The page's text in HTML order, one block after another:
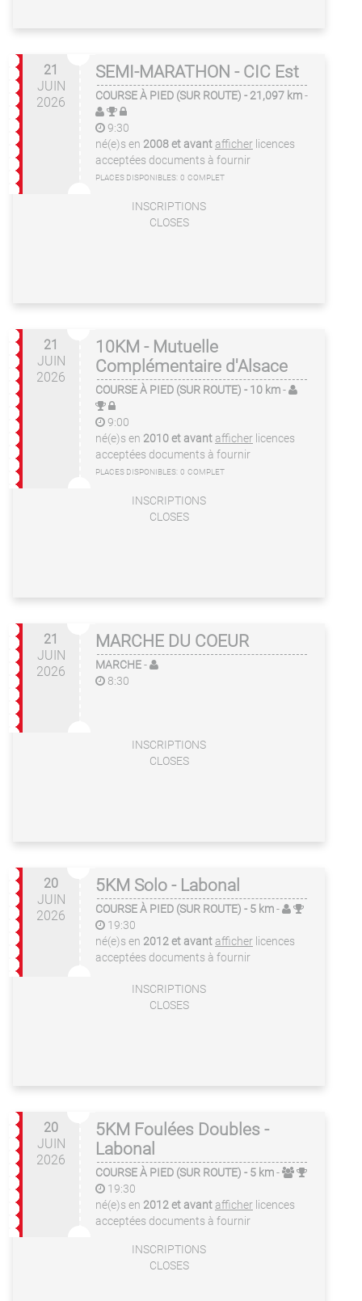
21
JUIN
2026
SEMI-MARATHON - CIC Est
COURSE À PIED (SUR ROUTE) - 21,097 km-
9:30
né(e)s en 2008 et avantafficher licences
acceptées documents à fournir
PLACES DISPONIBLES: 0 COMPLET
INSCRIPTIONS
CLOSES
21
JUIN
2026
10KM - Mutuelle
Complémentaire d'Alsace
COURSE À PIED (SUR ROUTE) - 10 km-
9:00
né(e)s en 2010 et avantafficher licences
acceptées documents à fournir
PLACES DISPONIBLES: 0 COMPLET
INSCRIPTIONS
CLOSES
21
JUIN
2026
MARCHE DU COEUR
MARCHE-
8:30
INSCRIPTIONS
CLOSES
20
JUIN
2026
5KM Solo - Labonal
COURSE À PIED (SUR ROUTE) - 5 km-
19:30
né(e)s en 2012 et avantafficher licences
acceptées documents à fournir
INSCRIPTIONS
CLOSES
20
JUIN
2026
5KM Foulées Doubles -
Labonal
COURSE À PIED (SUR ROUTE) - 5 km-
19:30
né(e)s en 2012 et avantafficher licences
acceptées documents à fournir
INSCRIPTIONS
CLOSES